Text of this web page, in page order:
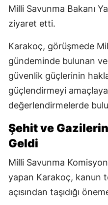
Milli Savunma Bakanı
ziyaret etti.
Karakoç, görüşmede
gündeminde bulunan
güvenlik güçlerinin
güçlendirmeyi
değerlendirmelerde
Şehit ve
Geldi
Milli Savunma
yapan Karakoç, kanun
açısından taşıdığı